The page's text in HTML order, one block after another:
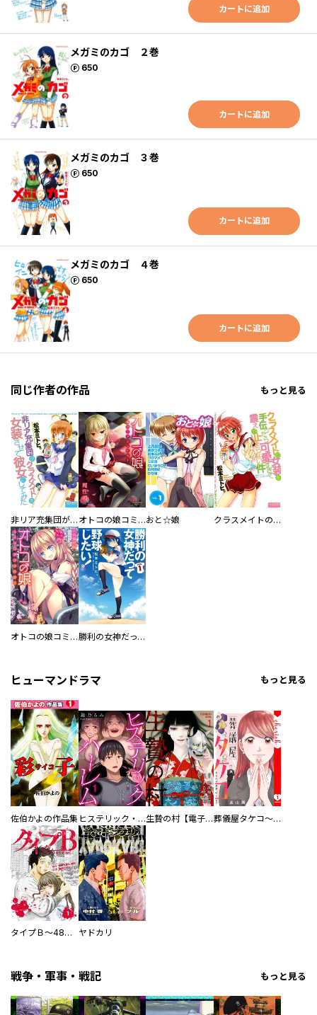
カートに追加
メガミのカゴ ２巻
650
ポイント
カートに追加
メガミのカゴ ３巻
650
ポイント
カートに追加
メガミのカゴ ４巻
650
ポイント
カートに追加
同じ作者の作品 もっと見る
非リア充集団がクラスメイトを女装させて彼女にしてみた オトコの娘コミックアンソロジー 魔性編おと☆娘 クラスメイトの女装を手伝ったら可愛すぎて震えが止まらない件～松本ミトヒ。 オトコの娘作品集～
オトコの娘コミックアンソロジー 天真爛漫編 勝利の女神だって野球したい！
ヒューマンドラマ もっと見る
佐伯かよの作品集 ヒステリック・ハーレム～搾られる男と堕ちる女～【電子単行本版】 生贄の村【電子単行本版】 葬儀屋タケコ～あなたの最期、叶えます【電子単行本版】
タイプＢ～48時間後、致死率100％～【単話】 ヤドカリ
戦争・軍事・戦記 もっと見る